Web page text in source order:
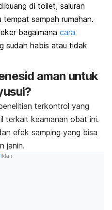
di toilet, saluran
tempat sampah rumahan.
bagaimana cara
sudah habis atau tidak
aman untuk
terkontrol yang
terkait keamanan obat ini.
efek samping yang bisa
janin.
Iklan